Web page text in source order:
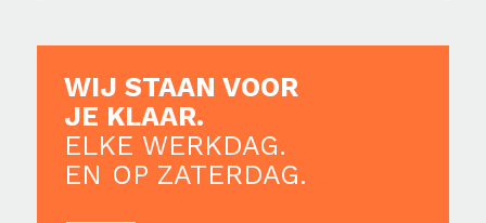
WIJ STAAN VOOR
JE KLAAR.
ELKE WERKDAG.
EN OP ZATERDAG.